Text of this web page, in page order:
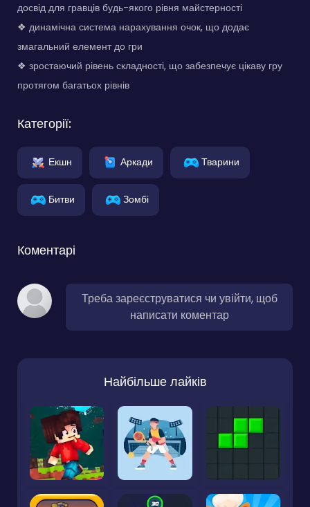
досвід для гравців будь-якого рівня майстерності
❖ динамічна система нарахування очок, що додає
змагальний елемент до гри
❖ зростаючий рівень складності, що забезпечує цікаву гру
протягом багатьох рівнів
Категорії:
Екшн Аркади Тварини
Битви Зомбі
Коментарі
Треба зареєструватися чи увійти, щоб
написати коментар
Найбільше лайків